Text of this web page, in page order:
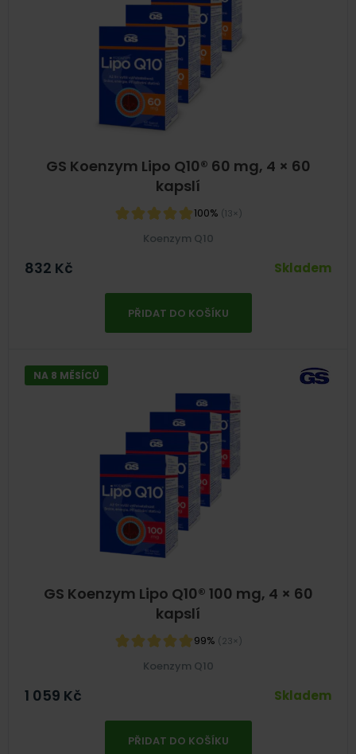
GS Koenzym Lipo Q10® 60 mg, 4 × 60
kapslí
100% (13×)
Koenzym Q10
832 Kč Skladem
PŘIDAT DO KOŠÍKU
GS Koenzym Lipo Q10® 100 mg, 4 × 60
kapslí
99% (23×)
NA 8 MĚSÍCŮ
Koenzym Q10
1 059 Kč Skladem
PŘIDAT DO KOŠÍKU